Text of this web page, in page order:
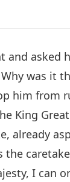
asked
was it
him from
King
already
the
I can